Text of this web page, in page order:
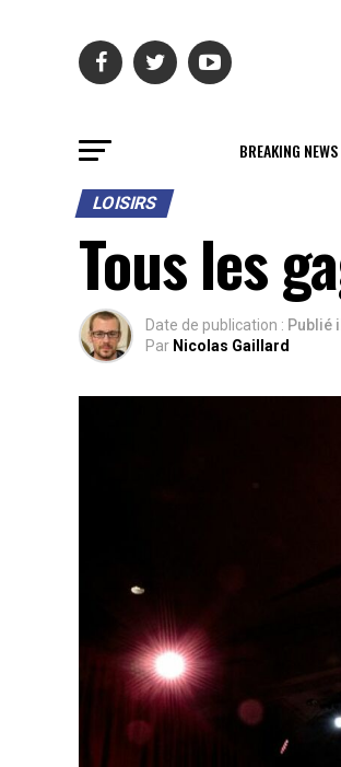
BREAKING NEWS
LOISIRS
Tous les
Date de publication : Publié
Par Nicolas Gaillard